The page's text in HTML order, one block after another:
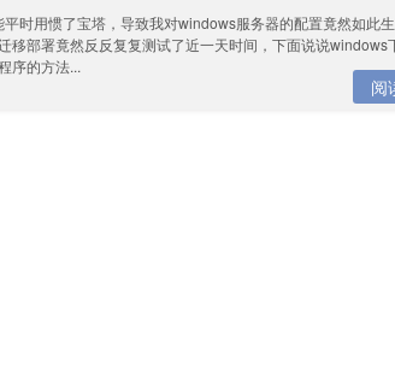
平时用惯了宝塔，导致我对windows服务器的配置竟然如此
移部署竟然反反复复测试了近一天时间，下面说说windows
序的方法...
阅